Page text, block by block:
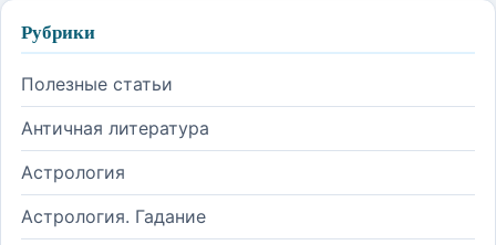
Рубрики
Полезные статьи
Античная литература
Астрология
Астрология. Гадание